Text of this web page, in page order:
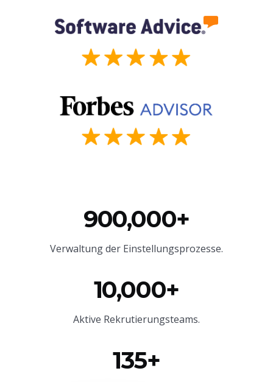
900,000+
Verwaltung der Einstellungsprozesse.
10,000+
Aktive Rekrutierungsteams.
135+